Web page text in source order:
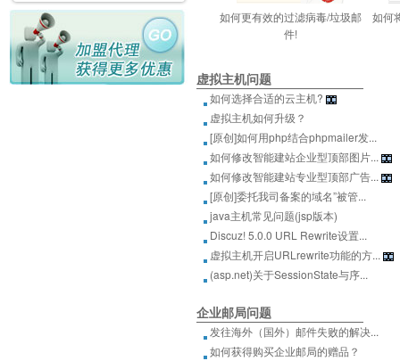
如何更有效的过滤病毒/垃圾邮
件!
如何
虚拟主机问题
如何选择合适的云主机?
虚拟主机如何升级？
[原创]如何用php结合phpmailer发...
如何修改智能建站企业型顶部图片...
如何修改智能建站专业型顶部广告...
[原创]委托我司备案的域名”被管...
java主机常见问题(jsp版本)
Discuz! 5.0.0 URL Rewrite设置...
虚拟主机开启URLrewrite功能的方...
(asp.net)关于SessionState与序...
企业邮局问题
发往海外（国外）邮件失败的解决...
如何获得购买企业邮局的赠品？